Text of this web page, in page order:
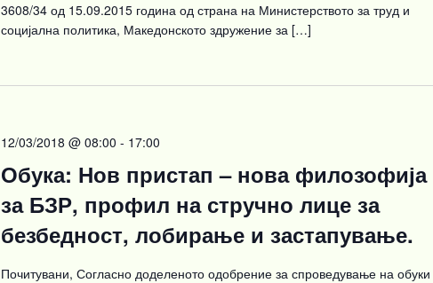
3608/34 од 15.09.2015 година од страна на Министерството за труд и
социјална политика, Македонското здружение за […]
Обука: Нов пристап – нова филозофија
за БЗР, профил на стручно лице за
безбедност, лобирање и застапување.
12/03/2018 @ 08:00 - 17:00
Почитувани, Согласно доделеното одобрение за спроведување на обуки